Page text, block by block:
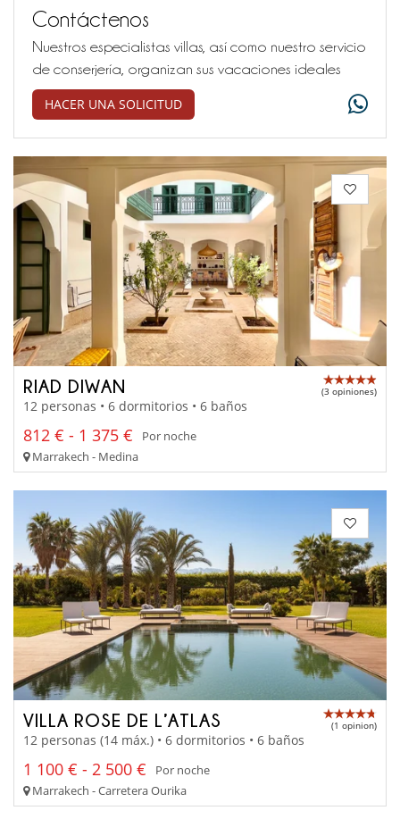
Contáctenos
Nuestros especialistas villas, así como nuestro servicio
de conserjería, organizan sus vacaciones ideales
HACER UNA SOLICITUD
RIAD DIWAN (3 opiniones)
12 personas • 6 dormitorios • 6 baños
812 € - 1 375 €
Por noche
Marrakech - Medina
VILLA ROSE DE L’ATLAS (1 opinion)
12 personas (14 máx.) • 6 dormitorios • 6 baños
1 100 € - 2 500 €
Por noche
Marrakech - Carretera Ourika